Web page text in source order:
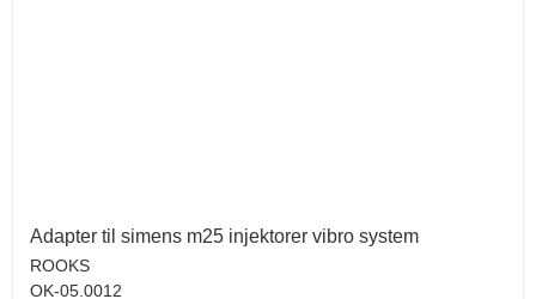
Adapter til simens m25 injektorer vibro system
ROOKS
OK-05.0012